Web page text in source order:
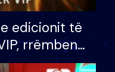
edicionit të
rrëmben
mijë eurosh